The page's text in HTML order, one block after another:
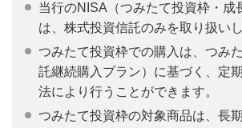
当行のNISA（つみたて投資枠・成
は、株式投資信託のみを取り扱い
つみたて投資枠での購入は、つみ
託継続購入プラン）に基づく、定
法により行うことができます。
つみたて投資枠の対象商品は、長